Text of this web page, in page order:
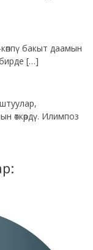
бакыт даамын
[…]
өткөрдү. Илимпоз